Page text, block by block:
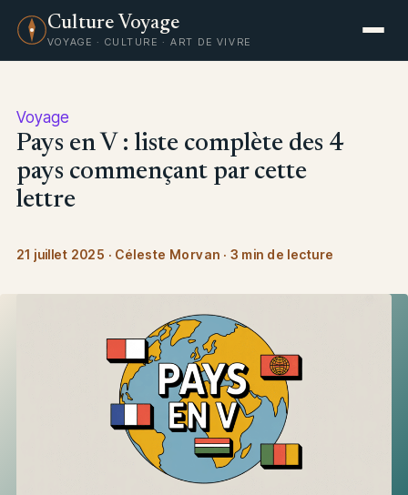
Culture Voyage
VOYAGE · CULTURE · ART DE VIVRE
Voyage
Pays en V : liste complète des 4
pays commençant par cette
lettre
21 juillet 2025 · Céleste Morvan · 3 min de lecture